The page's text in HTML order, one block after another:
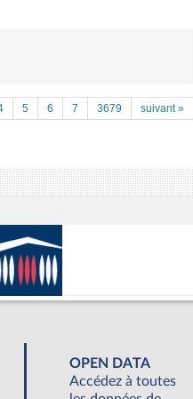
5 6 7 3679 suivant »
OPEN DATA
Accédez à toutes